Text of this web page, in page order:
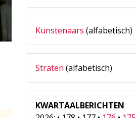
Kunstenaars (alfabetisch)
Straten (alfabetisch)
KWARTAALBERICHTEN